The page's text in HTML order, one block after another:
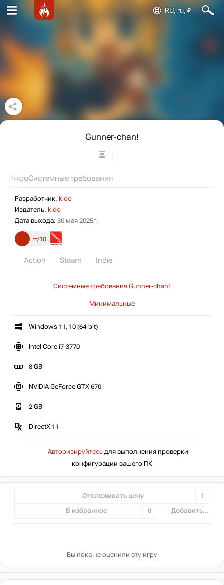
RU, ru, ₽
Gunner-chan!
ИнфоСистемные требования
Разработчик: kido
Издатель: kido
Дата выхода: 30 мая 2025г.
– 10
Action Steam Indie
Системные требования Gunner-chan!
Минимальные
Windows 11, 10 (64-bit)
Intel Core i7-3770
8 GB
NVIDIA GeForce GTX 670
2 GB
DirectX 11
Авторизируйтесь для выполнения проверки
конфигурации вашего ПК
Отслеживать цену 1
В избранное 0 Добавить...
Вы пока не оценили эту игру